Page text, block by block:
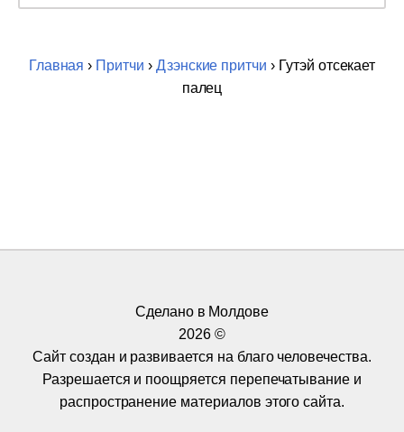
Главная › Притчи › Дзэнские притчи › Гутэй отсекает
палец
Сделано в Молдове
2026 ©
Сайт создан и развивается на благо человечества.
Разрешается и поощряется перепечатывание и
распространение материалов этого сайта.